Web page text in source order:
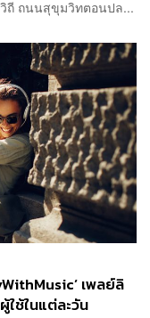
ถี ถนนสุขุมวิทตอนปล...
เพลย์ลิ
ช้ในแต่ละวัน